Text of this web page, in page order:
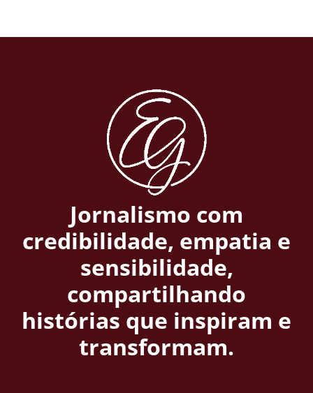
Jornalismo com
credibilidade, empatia e
sensibilidade,
compartilhando
histórias que inspiram e
transformam.